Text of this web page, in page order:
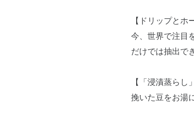
【ドリップとホ
今、世界で注目
だけでは抽出で
【「浸漬蒸らし
挽いた豆をお湯